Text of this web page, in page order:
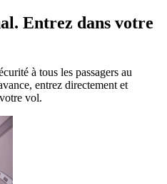
Entrez dans votre
à tous les passagers au
entrez directement et
vol.